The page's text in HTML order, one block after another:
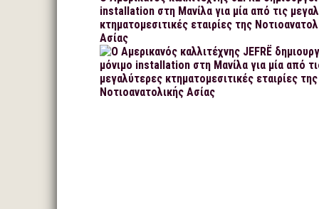
installation στη Μανίλα για μία από τις
κτηματομεσιτικές εταιρίες της
Ασίας